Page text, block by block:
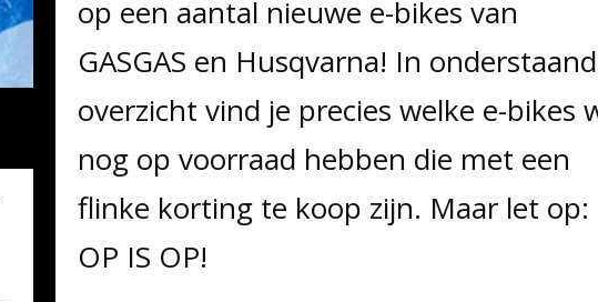
op een aantal nieuwe e-bikes van
GASGAS en Husqvarna! In onderstaand
overzicht vind je precies welke e-bikes
nog op voorraad hebben die met een
flinke korting te koop zijn. Maar let op:
OP IS OP!